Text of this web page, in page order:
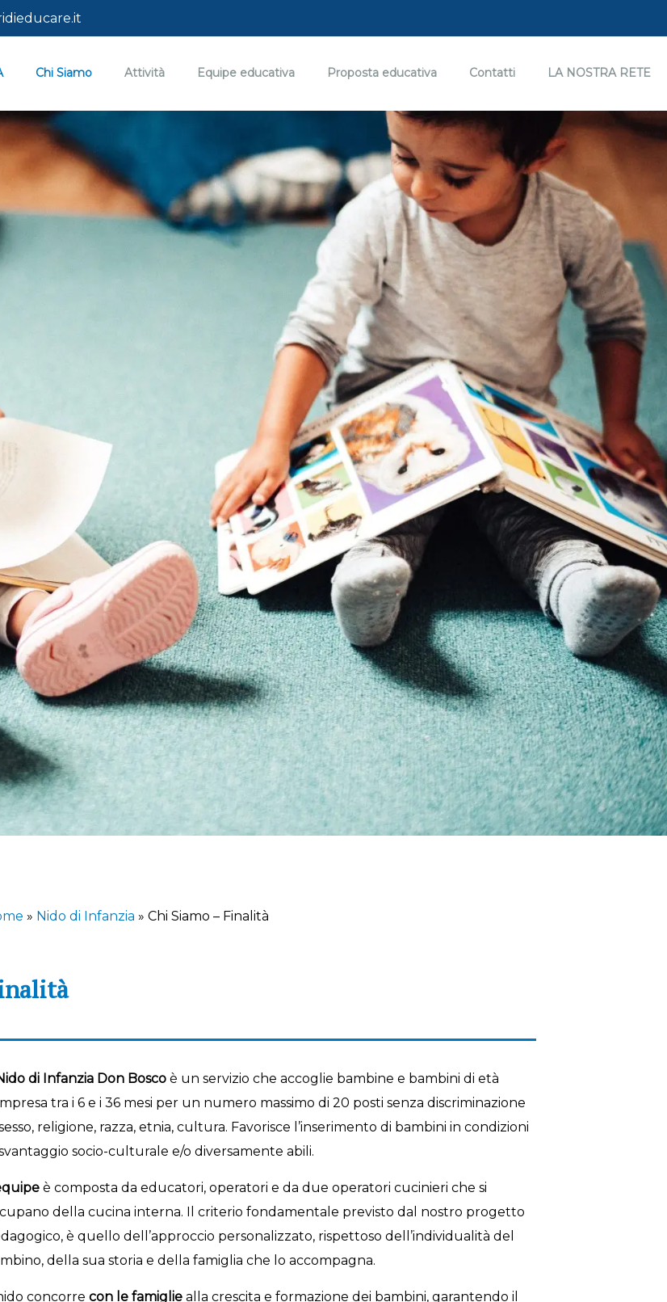
Chi Siamo Attività Equipe educativa Proposta educativa Contatti LA NOSTRA RETE
» Nido di Infanzia » Chi Siamo – Finalità
di Infanzia Don Boscoè un servizio che accoglie bambine e bambini di età
tra i 6 e i 36 mesi per un numero massimo di 20 posti senza discriminazione
religione, razza, etnia, cultura. Favorisce l’inserimento di bambini in condizioni
socio-culturale e/o diversamente abili.
è composta da educatori, operatori e da due operatori cucinieri che si
della cucina interna. Il criterio fondamentale previsto dal nostro progetto
è quello dell’approccio personalizzato, rispettoso dell’individualità del
della sua storia e della famiglia che lo accompagna.
concorre con le famigliealla crescita e formazione dei bambini, garantendo il